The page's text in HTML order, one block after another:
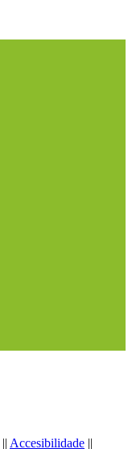
|| Accesibilidade ||